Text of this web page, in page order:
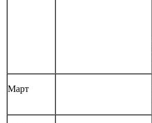
Март